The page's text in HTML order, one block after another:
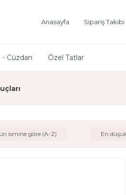
Anasayfa Sipariş Takibi
- Cüzdan Özel Tatlar
ismine göre (A-Z) En